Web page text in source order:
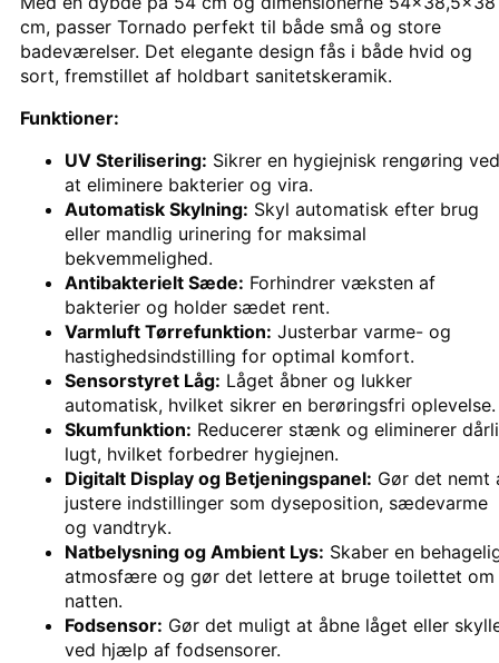
cm, passer Tornado perfekt til både små og store
badeværelser. Det elegante design fås i både hvid og
sort, fremstillet af holdbart sanitetskeramik.
Funktioner:
UV Sterilisering: Sikrer en hygiejnisk rengøring ved
at eliminere bakterier og vira.
Automatisk Skylning: Skyl automatisk efter brug
eller mandlig urinering for maksimal
bekvemmelighed.
Antibakterielt Sæde: Forhindrer væksten af
bakterier og holder sædet rent.
Varmluft Tørrefunktion: Justerbar varme- og
hastighedsindstilling for optimal komfort.
Sensorstyret Låg: Låget åbner og lukker
automatisk, hvilket sikrer en berøringsfri oplevelse.
Skumfunktion: Reducerer stænk og eliminerer
lugt, hvilket forbedrer hygiejnen.
Digitalt Display og Betjeningspanel: Gør det nemt
justere indstillinger som dyseposition, sædevarme
og vandtryk.
Natbelysning og Ambient Lys: Skaber en
atmosfære og gør det lettere at bruge toilettet om
natten.
Fodsensor: Gør det muligt at åbne låget eller
ved hjælp af fodsensorer.